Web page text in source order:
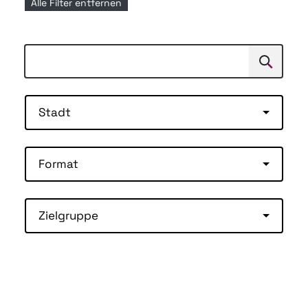
Suchen
Stadt
Format
Zielgruppe